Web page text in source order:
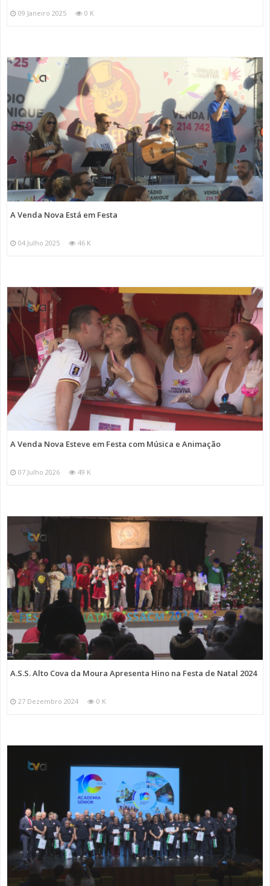
09 Janeiro 2025 0 K
A Venda Nova Está em Festa
04 Julho 2025 46 K
A Venda Nova Esteve em Festa com Música e Animação
07 Julho 2026 49 K
A.S.S. Alto Cova da Moura Apresenta Hino na Festa de Natal 2024
27 Dezembro 2024 0 K